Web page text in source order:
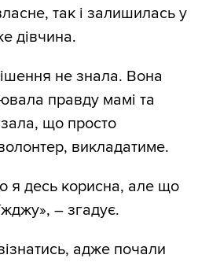
так і залишилась у
дівчина.
не знала. Вона
правду мамі та
що просто
викладатиме.
я десь корисна, але що
– згадує.
адже почали